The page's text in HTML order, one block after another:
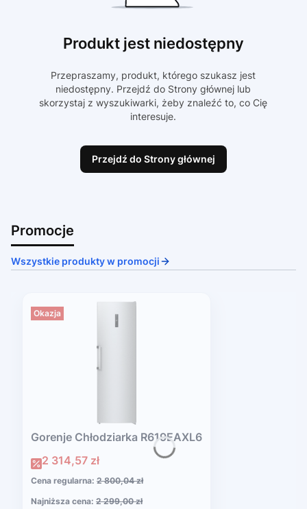
Produkt jest niedostępny
Przepraszamy, produkt, którego szukasz jest
niedostępny. Przejdź do Strony głównej lub
skorzystaj z wyszukiwarki, żeby znaleźć to, co Cię
interesuje.
Przejdź do Strony głównej
Promocje
Wszystkie produkty w promocji
Okazja
Gorenje Chłodziarka R619EAXL6
Cena promocyjna
2 314,57 zł
Cena regularna: 2 800,04 zł
Najniższa cena: 2 299,00 zł